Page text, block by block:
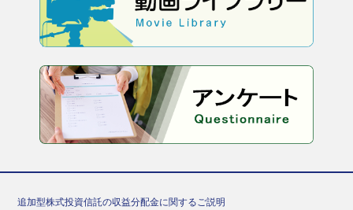
追加型株式投資信託の収益分配金に関するご説明